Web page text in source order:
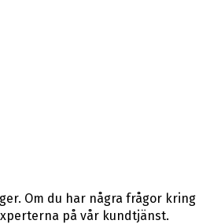
Om du har några frågor
på vår kundtjänst.